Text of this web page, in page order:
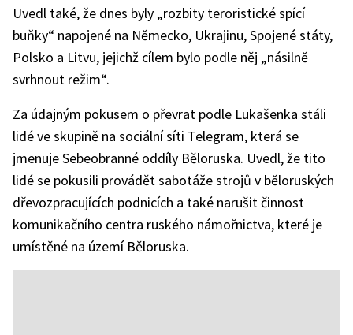
Uvedl také, že dnes byly „rozbity teroristické spící
buňky“ napojené na Německo, Ukrajinu, Spojené státy,
Polsko a Litvu, jejichž cílem bylo podle něj „násilně
svrhnout režim“.
Za údajným pokusem o převrat podle Lukašenka stáli
lidé ve skupině na sociální síti Telegram, která se
jmenuje Sebeobranné oddíly Běloruska. Uvedl, že tito
lidé se pokusili provádět sabotáže strojů v běloruských
dřevozpracujících podnicích a také narušit činnost
komunikačního centra ruského námořnictva, které je
umístěné na území Běloruska.